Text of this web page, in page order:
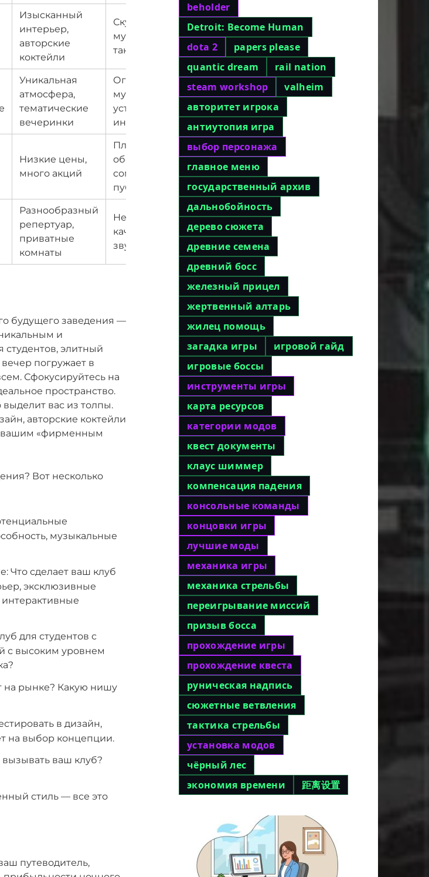
Изысканный
интерьер,
авторские
коктейли
Скучная
музыка, мало
танцев
Уникальная
атмосфера,
тематические
вечеринки
Ограниченная
музыка,
устаревший
интерьер
Низкие цены,
много акций
Плохое
оборудование,
сомнительная
публика
Разнообразный
репертуар,
приватные
комнаты
Не всегда
качественный
звук, очереди
будущего заведения —
и
элитный
погружает в
Сфокусируйтесь на
пространство.
вас из толпы.
авторские коктейли
вашим «фирменным
Вот несколько
музыкальные
Что сделает ваш клуб
эксклюзивные
для студентов с
с высоким уровнем
на рынке? Какую нишу
в дизайн,
на выбор концепции.
ваш клуб?
стиль — все это
путеводитель,
beholder
Detroit: Become Human
dota 2
papers please
quantic dream
rail nation
steam workshop
valheim
авторитет игрока
антиутопия игра
выбор персонажа
главное меню
государственный архив
дальнобойность
дерево сюжета
древние семена
древний босс
железный прицел
жертвенный алтарь
жилец помощь
загадка игры
игровой гайд
игровые боссы
инструменты игры
карта ресурсов
категории модов
квест документы
клаус шиммер
компенсация падения
консольные команды
концовки игры
лучшие моды
механика игры
механика стрельбы
переигрывание миссий
призыв босса
прохождение игры
прохождение квеста
руническая надпись
сюжетные ветвления
тактика стрельбы
установка модов
чёрный лес
экономия времени
距离设置